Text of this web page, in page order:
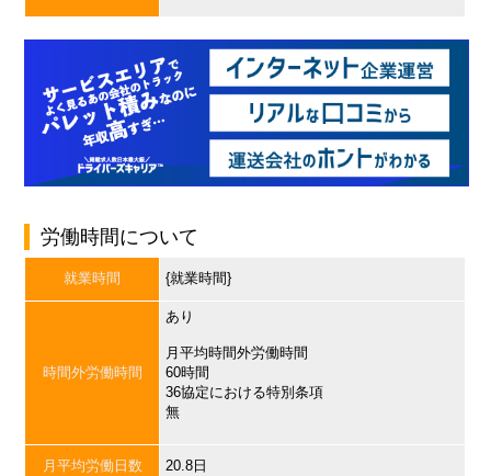
労働時間について
就業時間 {就業時間}
時間外労働時間
あり
月平均時間外労働時間
60時間
36協定における特別条項
無
月平均労働日数 20.8日